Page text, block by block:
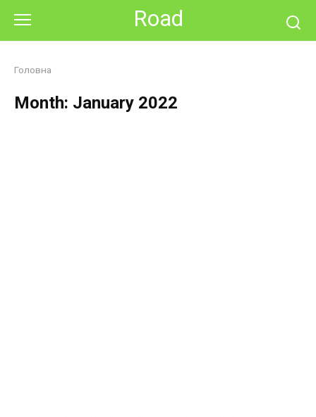
content
Road
Головна
Month: January 2022